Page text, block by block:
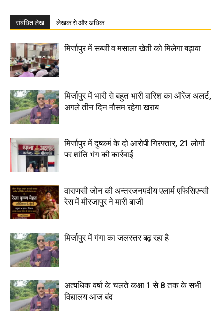
संबंधित लेख लेखक से और अधिक
मिर्जापुर में सब्जी व मसाला खेती को मिलेगा बढ़ावा
मिर्जापुर में भारी से बहुत भारी बारिश का ऑरेंज अलर्ट,
अगले तीन दिन मौसम रहेगा खराब
मिर्जापुर में दुष्कर्म के दो आरोपी गिरफ्तार, 21 लोगों
पर शांति भंग की कार्रवाई
वाराणसी जोन की अन्तरजनपदीय एलार्म एफिसिएन्सी
रेस में मीरजापुर ने मारी बाजी
मिर्जापुर में गंगा का जलस्तर बढ़ रहा है
अत्यधिक वर्षा के चलते कक्षा 1 से 8 तक के सभी
विद्यालय आज बंद